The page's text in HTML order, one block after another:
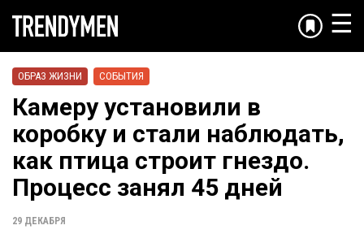
☰
ОБРАЗ ЖИЗНИ СОБЫТИЯ
Камеру установили в
коробку и стали наблюдать,
как птица строит гнездо.
Процесс занял 45 дней
29 ДЕКАБРЯ